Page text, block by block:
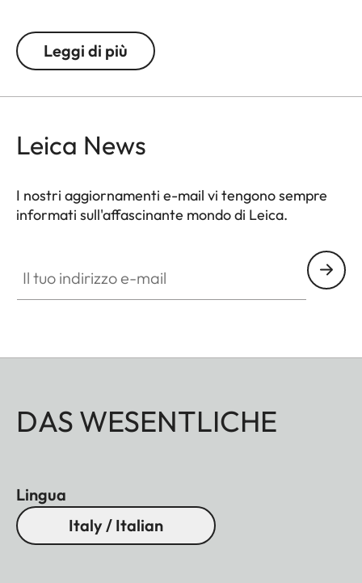
Un numero guida di 40 per lunghezze focali fino a
105 mm e dimensioni compatte lo rendono un
Leggi di più
Leica News
I nostri aggiornamenti e-mail vi tengono sempre
informati sull'affascinante mondo di Leica.
DAS WESENTLICHE
Lingua
Italy / Italian